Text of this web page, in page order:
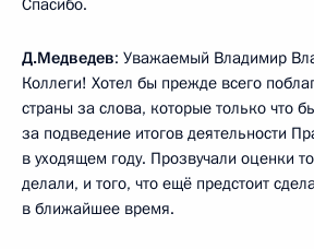
Д.Медведев: Уважаемый Владимир
Коллеги! Хотел бы прежде всего
страны за слова, которые только что
за подведение итогов деятельности
в уходящем году. Прозвучали оценки
делали, и того, что ещё предстоит
в ближайшее время.